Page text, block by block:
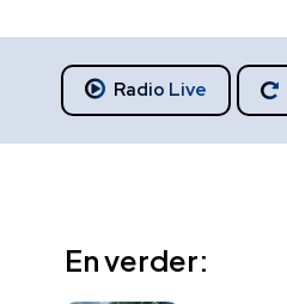
Radio Live
En verder: